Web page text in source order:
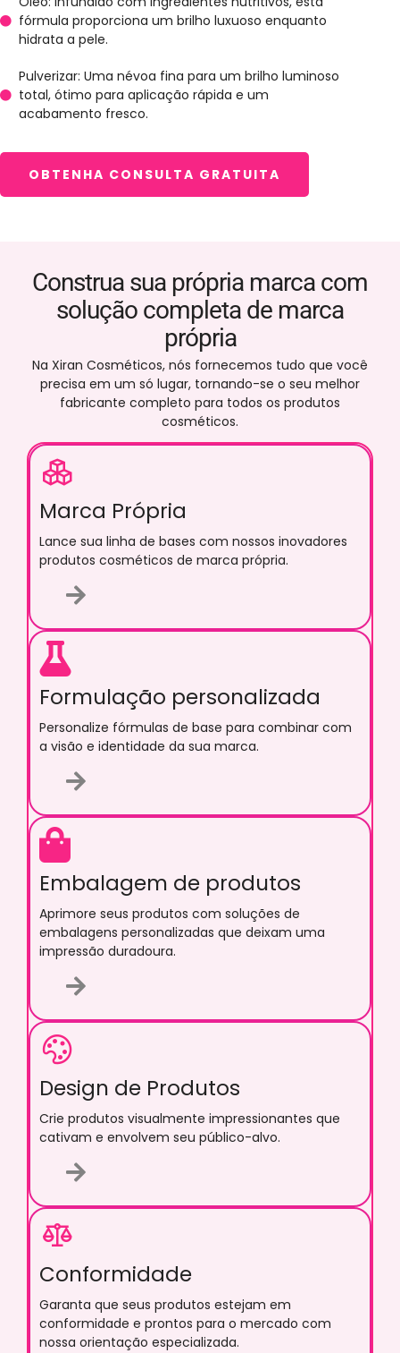
fórmula proporciona um brilho luxuoso enquanto
hidrata a pele.
Pulverizar: Uma névoa fina para um brilho luminoso
total, ótimo para aplicação rápida e um
acabamento fresco.
OBTENHA CONSULTA GRATUITA
Construa sua própria marca com
solução completa de marca
própria
Na Xiran Cosméticos, nós fornecemos tudo que você
precisa em um só lugar, tornando-se o seu melhor
fabricante completo para todos os produtos
cosméticos.
Marca Própria
Lance sua linha de bases com nossos inovadores
produtos cosméticos de marca própria.
Formulação personalizada
Personalize fórmulas de base para combinar com
a visão e identidade da sua marca.
Embalagem de produtos
Aprimore seus produtos com soluções de
embalagens personalizadas que deixam uma
impressão duradoura.
Design de Produtos
Crie produtos visualmente impressionantes que
cativam e envolvem seu público-alvo.
Conformidade
Garanta que seus produtos estejam em
conformidade e prontos para o mercado com
nossa orientação especializada.